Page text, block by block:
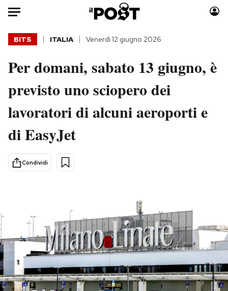
Auto
HOME
Italia
Politica
Tecnologia
Internet
Scienza
Cultura
Consumismi
Mondiali calcio 2026
PODCAST
NEWSLETTER
BITS ITALIA Venerdì 12 giugno 2026
Per domani, sabato 13 giugno, è
previsto uno sciopero dei
lavoratori di alcuni aeroporti e
di EasyJet
Condividi